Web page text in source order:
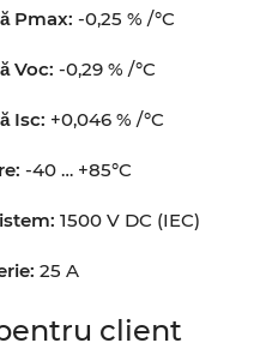
Pmax: -0,25 % /°C
Voc: -0,29 % /°C
Isc: +0,046 % /°C
-40 … +85°C
1500 V DC (IEC)
25 A
client